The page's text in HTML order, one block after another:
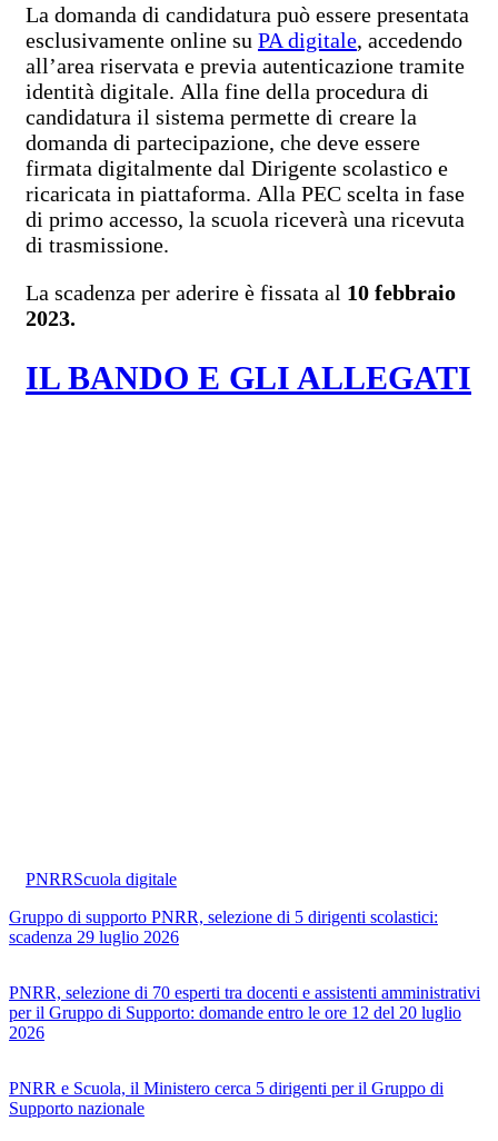
La domanda di candidatura può essere presentata
esclusivamente online su PA digitale, accedendo
all’area riservata e previa autenticazione tramite
identità digitale. Alla fine della procedura di
candidatura il sistema permette di creare la
domanda di partecipazione, che deve essere
firmata digitalmente dal Dirigente scolastico e
ricaricata in piattaforma. Alla PEC scelta in fase
di primo accesso, la scuola riceverà una ricevuta
di trasmissione.
La scadenza per aderire è fissata al 10 febbraio
2023.
IL BANDO E GLI ALLEGATI
PNRRScuola digitale
Gruppo di supporto PNRR, selezione di 5 dirigenti scolastici:
scadenza 29 luglio 2026
PNRR, selezione di 70 esperti tra docenti e assistenti amministrativi
per il Gruppo di Supporto: domande entro le ore 12 del 20 luglio
2026
PNRR e Scuola, il Ministero cerca 5 dirigenti per il Gruppo di
Supporto nazionale